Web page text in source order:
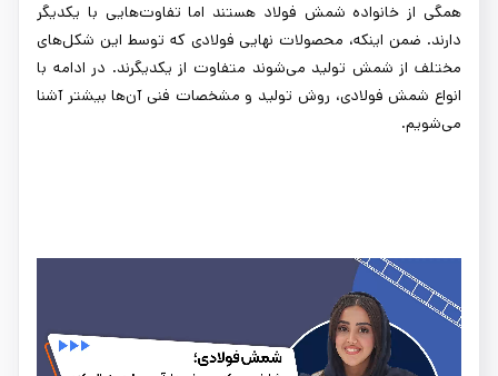
همگی از خانواده شمش فولاد هستند اما تفاوت‌هایی با یکدیگر
دارند. ضمن اینکه، محصولات نهایی فولادی که توسط این شکل‌های
مختلف از شمش تولید می‌شوند متفاوت از یکدیگرند. در ادامه با
انواع شمش فولادی، روش تولید و مشخصات فنی آن‌ها بیشتر آشنا
می‌شویم.